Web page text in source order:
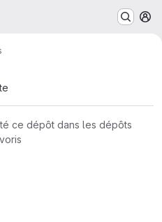
ce dépôt dans les dépôts